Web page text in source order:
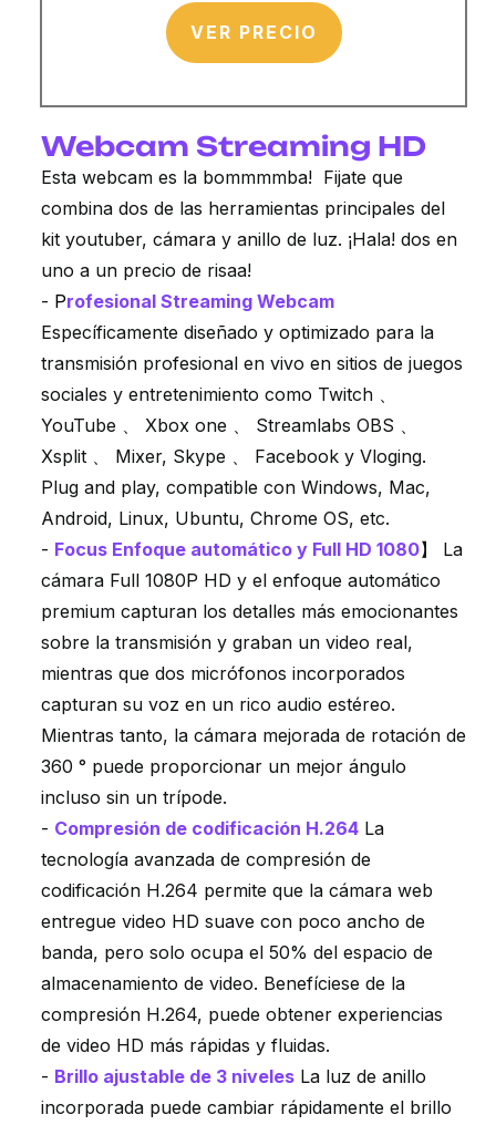
VER PRECIO
Webcam Streaming HD
Esta webcam es la bommmmba! Fijate que
combina dos de las herramientas principales del
kit youtuber, cámara y anillo de luz. ¡Hala! dos en
uno a un precio de risaa!
- Profesional Streaming Webcam
Específicamente diseñado y optimizado para la
transmisión profesional en vivo en sitios de juegos
sociales y entretenimiento como Twitch 、
YouTube 、 Xbox one 、 Streamlabs OBS 、
Xsplit 、 Mixer, Skype 、 Facebook y Vloging.
Plug and play, compatible con Windows, Mac,
Android, Linux, Ubuntu, Chrome OS, etc.
- Focus Enfoque automático y Full HD 1080】 La
cámara Full 1080P HD y el enfoque automático
premium capturan los detalles más emocionantes
sobre la transmisión y graban un video real,
mientras que dos micrófonos incorporados
capturan su voz en un rico audio estéreo.
Mientras tanto, la cámara mejorada de rotación de
360 ° puede proporcionar un mejor ángulo
incluso sin un trípode.
- Compresión de codificación H.264 La
tecnología avanzada de compresión de
codificación H.264 permite que la cámara web
entregue video HD suave con poco ancho de
banda, pero solo ocupa el 50% del espacio de
almacenamiento de video. Benefíciese de la
compresión H.264, puede obtener experiencias
de video HD más rápidas y fluidas.
- Brillo ajustable de 3 niveles La luz de anillo
incorporada puede cambiar rápidamente el brillo